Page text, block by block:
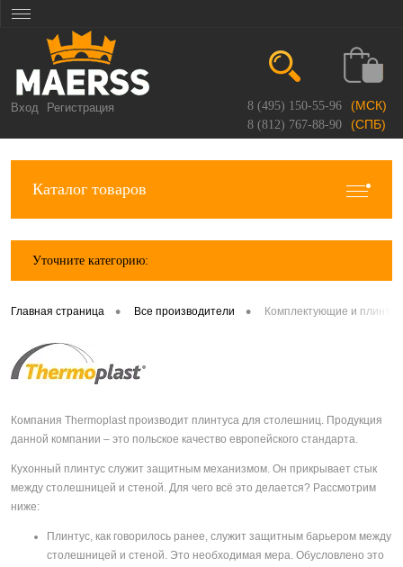
Вход Регистрация 8 (495) 150-55-96 (МСК)
8 (812) 767-88-90 (СПБ)
Каталог товаров
Уточните категорию:
Главная страница • Все производители • Комплектующие и
Компания Thermoplast производит плинтуса для столешниц. Продукция
данной компании – это польское качество европейского стандарта.
Кухонный плинтус служит защитным механизмом. Он прикрывает стык
между столешницей и стеной. Для чего всё это делается? Рассмотрим
ниже:
Плинтус, как говорилось ранее, служит защитным барьером между
столешницей и стеной. Это необходимая мера. Обусловлено это